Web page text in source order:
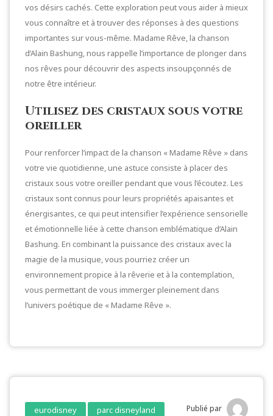
vos désirs cachés. Cette exploration peut vous aider à mieux
vous connaître et à trouver des réponses à des questions
importantes sur vous-même. Madame Rêve, la chanson
d’Alain Bashung, nous rappelle l’importance de plonger dans
nos rêves pour découvrir des aspects insoupçonnés de
notre être intérieur.
Utilisez des cristaux sous votre
oreiller
Pour renforcer l’impact de la chanson « Madame Rêve » dans
votre vie quotidienne, une astuce consiste à placer des
cristaux sous votre oreiller pendant que vous l’écoutez. Les
cristaux sont connus pour leurs propriétés apaisantes et
énergisantes, ce qui peut intensifier l’expérience sensorielle
et émotionnelle liée à cette chanson emblématique d’Alain
Bashung. En combinant la puissance des cristaux avec la
magie de la musique, vous pourriez créer un
environnement propice à la rêverie et à la contemplation,
vous permettant de vous immerger pleinement dans
l’univers poétique de « Madame Rêve ».
eurodisney parc disneyland Publié par